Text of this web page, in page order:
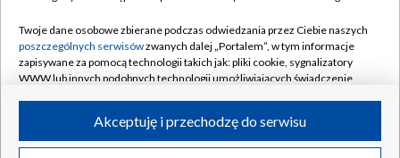
Emisja w TVP
Rada Programowa
Ogłoszenia przetargowe
Akademia Telewizyjna
Kanały
©2026 Telewizja Polska Spółka Akcyjna w likwidacji
Twoje dane osobowe zbierane podczas odwiedzania przez Ciebie naszych
poszczególnych serwisówzwanych dalej „Portalem”, w tym informacje
zapisywane za pomocą technologii takich jak: pliki cookie, sygnalizatory
WWW lub innych podobnych technologii umożliwiających świadczenie
ruchu w Internecie.Akceptuję i przechodzę do serwisu